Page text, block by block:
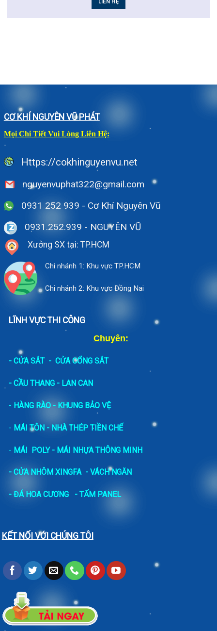
LIÊN HỆ
CƠ KHÍ NGUYÊN VŨ PHÁT
Mọi Chi Tiết Vui Lòng Liên Hệ:
Https://cokhinguyenvu.net
nguyenvuphat322@gmail.com
0931 252 939 - Cơ Khí Nguyên Vũ
0931.252.939 - NGUYÊN VŨ
Xưởng SX tại: TP.HCM
Chi nhánh 1: Khu vực TP.HCM
Chi nhánh 2: Khu vực Đồng Nai
LĨNH VỰC THI CÔNG
Chuyên:
- CỬA SẮT- CỬA CỔNG SẮT
- CẦU THANG - LAN CAN
- HÀNG RÀO - KHUNG BẢO VỆ
- MÁI TÔN - NHÀ THÉP TIỀN CHẾ
- MÁI POLY - MÁI NHỰA THÔNG MINH
- CỬA NHÔM XINGFA - VÁCH NGĂN
- ĐÁ HOA CƯƠNG - TẤM PANEL
KẾT NỐI VỚI CHÚNG TÔI